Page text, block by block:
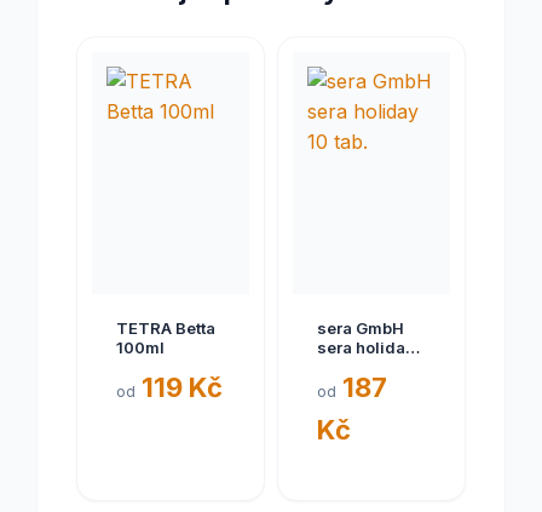
TETRA Betta
100ml
od 119 Kč
sera GmbH
sera holiday
od 187
Kč